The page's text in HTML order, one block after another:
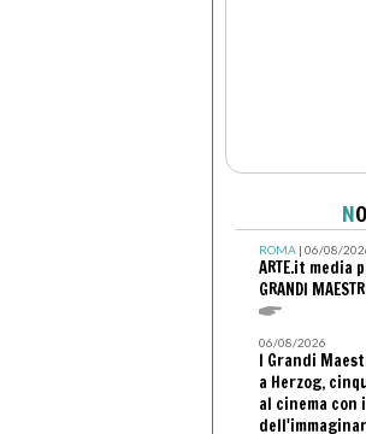
N
ROMA| 06/08/
ARTE.it media
GRANDI
06/08/2026
I Grandi
a Herzog,
al cinema